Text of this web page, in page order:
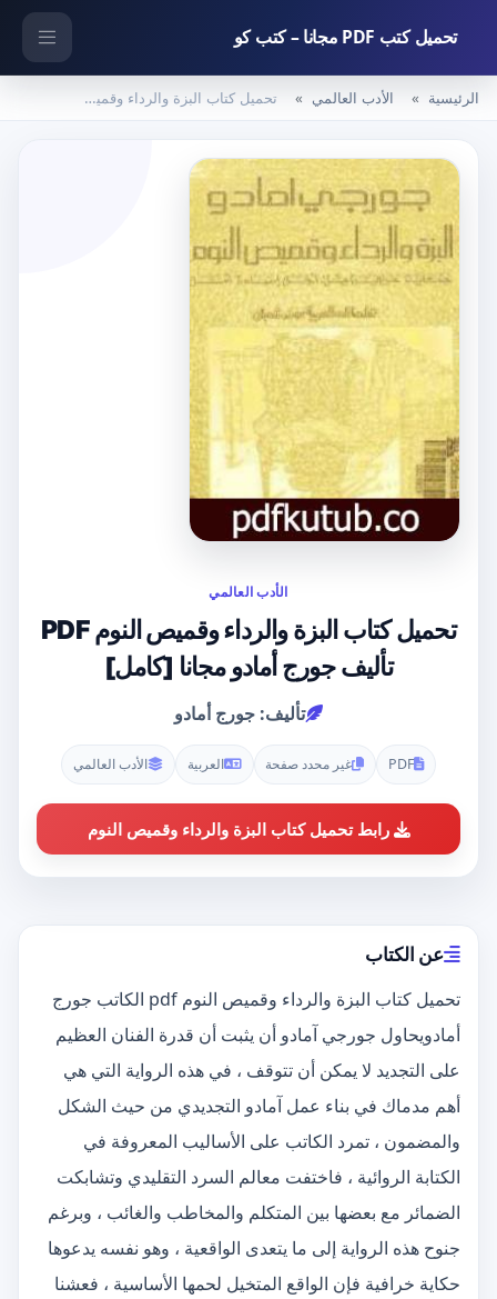
تحميل كتب PDF مجانا – كتب كو
الرئيسية الأدب العالمي تحميل كتاب البزة والرداء وقميص النوم PDF تأليف جورج أمادو مجانا [كامل]
الأدب العالمي
تحميل كتاب البزة والرداء وقميص النوم PDF
تأليف جورج أمادو مجانا [كامل]
تأليف: جورج أمادو
PDF غير محدد صفحة العربية الأدب العالمي
رابط تحميل كتاب البزة والرداء وقميص النوم
عن الكتاب
تحميل كتاب البزة والرداء وقميص النوم pdf الكاتب جورج
أمادويحاول جورجي آمادو أن يثبت أن قدرة الفنان العظيم
على التجديد لا يمكن أن تتوقف ، في هذه الرواية التي هي
أهم مدماك في بناء عمل آمادو التجديدي من حيث الشكل
والمضمون ، تمرد الكاتب على الأساليب المعروفة في
الكتابة الروائية ، فاختفت معالم السرد التقليدي وتشابكت
الضمائر مع بعضها بين المتكلم والمخاطب والغائب ، وبرغم
جنوح هذه الرواية إلى ما يتعدى الواقعية ، وهو نفسه يدعوها
حكاية خرافية فإن الواقع المتخيل لحمها الأساسية ، فعشنا